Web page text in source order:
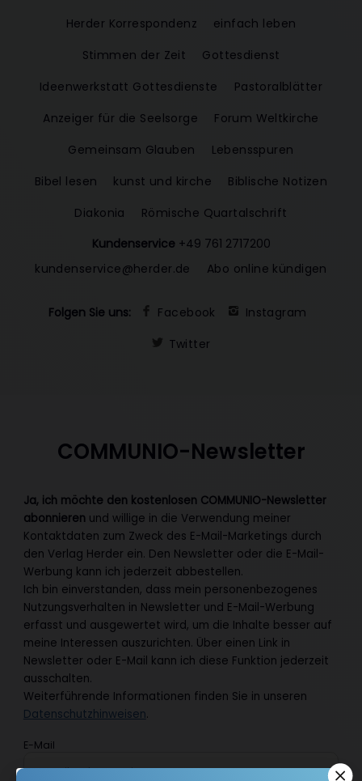
Herder Korrespondenz
einfach leben
Stimmen der Zeit
Gottesdienst
Ideenwerkstatt Gottesdienste
Pastoralblätter
Anzeiger für die Seelsorge
Forum Weltkirche
Gemeinsam Glauben
Lebensspuren
Bibel lesen
kunst und kirche
Biblische Notizen
Diakonia
Römische Quartalschrift
Kundenservice +49 761 2717200
kundenservice@herder.de
Abo online kündigen
Folgen Sie uns: Facebook
Instagram
Twitter
COMMUNIO-Newsletter
Ja, ich möchte den kostenlosen COMMUNIO-Newsletter
abonnieren und willige in die Verwendung meiner
Kontaktdaten zum Zweck des E-Mail-Marketings durch
den Verlag Herder ein. Den Newsletter oder die E-Mail-
Werbung kann ich jederzeit abbestellen.
Ich bin einverstanden, dass mein personenbezogenes
Nutzungsverhalten in Newsletter und E-Mail-Werbung
erfasst und ausgewertet wird, um die Inhalte besser auf
meine Interessen auszurichten. Über einen Link in
Newsletter oder E-Mail kann ich diese Funktion jederzeit
ausschalten.
Weiterführende Informationen finden Sie in unseren
Datenschutzhinweisen.
E-Mail